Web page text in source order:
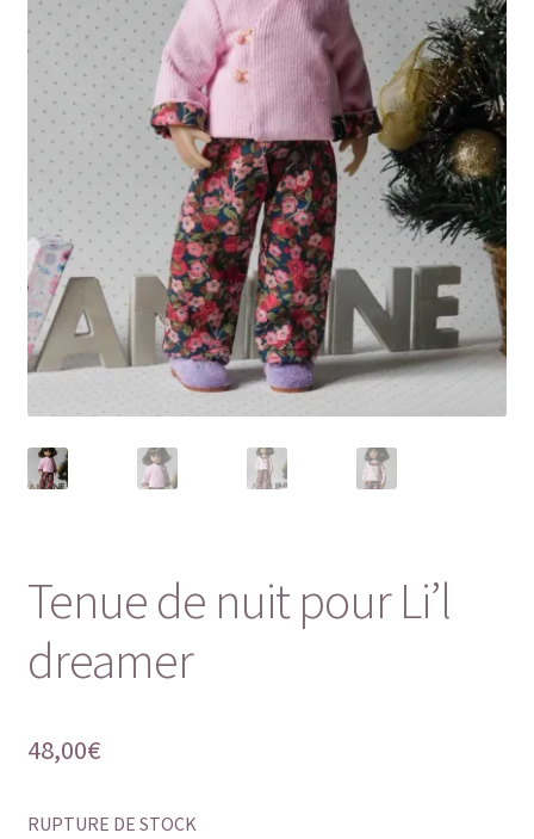
Panier
Politique de confidentialité
Politique de cookies (UE)
Validation de la commande
Tenue de nuit pour Li’l
dreamer
48,00€
RUPTURE DE STOCK